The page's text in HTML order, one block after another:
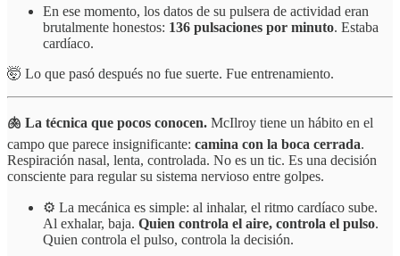
En ese momento, los datos de su pulsera de actividad eran
brutalmente honestos: 136 pulsaciones por minuto. Estaba
cardíaco.
🤯 Lo que pasó después no fue suerte. Fue entrenamiento.
🫁 La técnica que pocos conocen. McIlroy tiene un hábito en el
campo que parece insignificante: camina con la boca cerrada.
Respiración nasal, lenta, controlada. No es un tic. Es una decisión
consciente para regular su sistema nervioso entre golpes.
⚙️ La mecánica es simple: al inhalar, el ritmo cardíaco sube.
Al exhalar, baja. Quien controla el aire, controla el pulso.
Quien controla el pulso, controla la decisión.